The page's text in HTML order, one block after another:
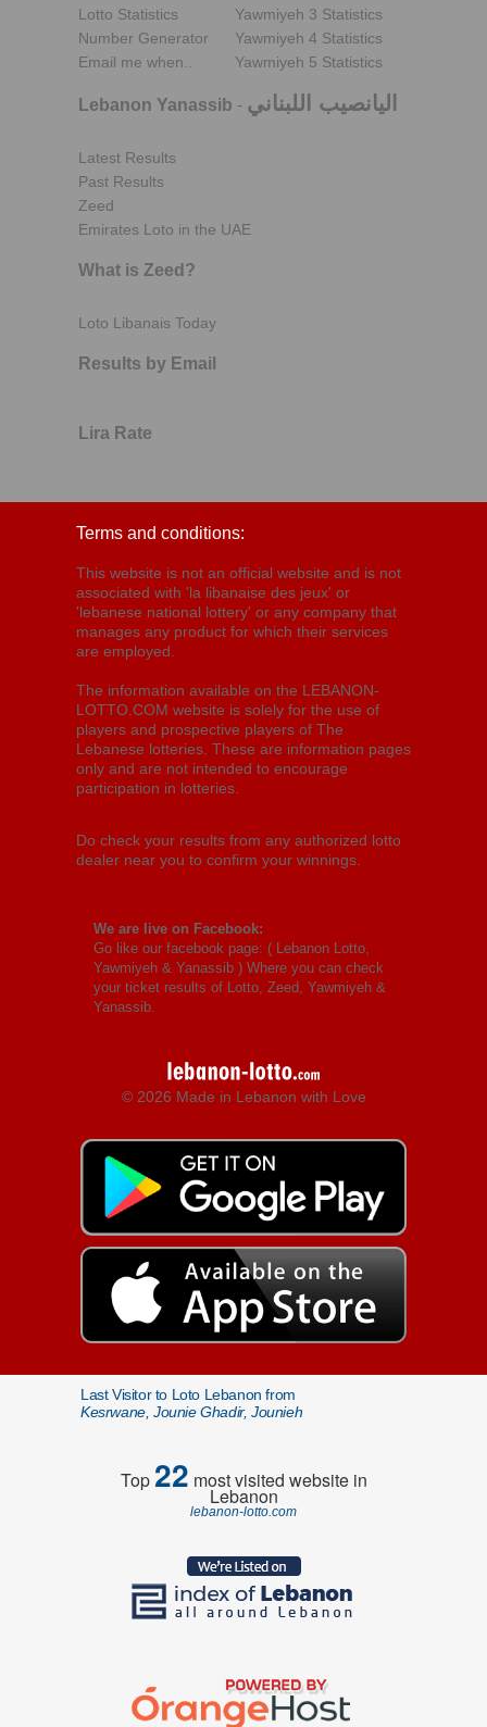
Lotto Statistics
Number Generator
Email me when..
Yawmiyeh 3 Statistics
Yawmiyeh 4 Statistics
Yawmiyeh 5 Statistics
Lebanon Yanassib - اليانصيب اللبناني
Latest Results
Past Results
Zeed
Emirates Loto in the UAE
What is Zeed?
Loto Libanais Today
Results by Email
Lira Rate
Terms and conditions:
This website is not an official website and is not
associated with 'la libanaise des jeux' or
'lebanese national lottery' or any company that
manages any product for which their services
are employed.
The information available on the LEBANON-
LOTTO.COM website is solely for the use of
players and prospective players of The
Lebanese lotteries. These are information pages
only and are not intended to encourage
participation in lotteries.
Do check your results from any authorized lotto
dealer near you to confirm your winnings.
We are live on Facebook:
Go like our facebook page: ( Lebanon Lotto,
Yawmiyeh & Yanassib ) Where you can check
your ticket results of Lotto, Zeed, Yawmiyeh &
Yanassib.
© 2026 Made in Lebanon with Love
Last Visitor to Loto Lebanon from
Kesrwane, Jounie Ghadir, Jounieh
Top22 most visited website in
Lebanon
lebanon-lotto.com